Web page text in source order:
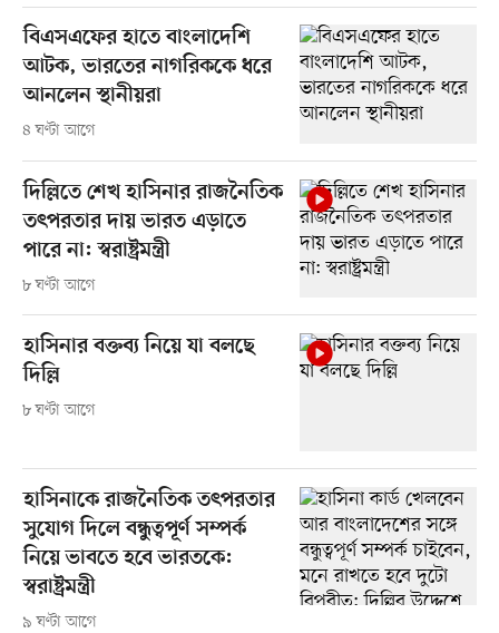
বিএসএফের হাতে বাংলাদেশি
আটক, ভারতের নাগরিককে ধরে
আনলেন স্থানীয়রা
৪ ঘণ্টা আগে
দিল্লিতে শেখ হাসিনার রাজনৈতিক
তৎপরতার দায় ভারত এড়াতে
পারে না: স্বরাষ্ট্রমন্ত্রী
৮ ঘণ্টা আগে
হাসিনার বক্তব্য নিয়ে যা বলছে
দিল্লি
৮ ঘণ্টা আগে
হাসিনাকে রাজনৈতিক তৎপরতার
সুযোগ দিলে বন্ধুত্বপূর্ণ সম্পর্ক
নিয়ে ভাবতে হবে ভারতকে:
স্বরাষ্ট্রমন্ত্রী
৯ ঘণ্টা আগে